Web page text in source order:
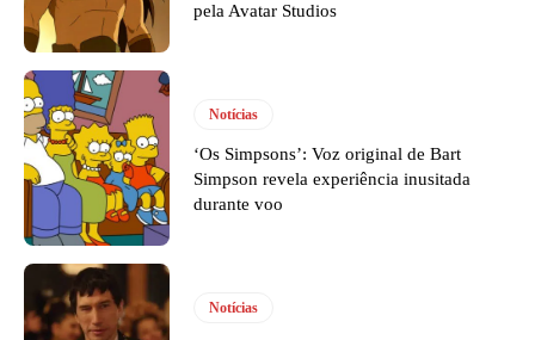
pela Avatar Studios
Notícias
‘Os Simpsons’: Voz original de Bart
Simpson revela experiência inusitada
durante voo
Notícias